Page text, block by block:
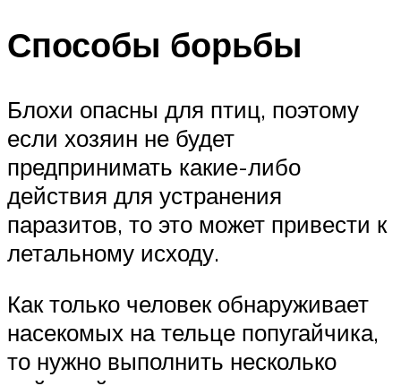
Способы борьбы
Блохи опасны для птиц, поэтому
если хозяин не будет
предпринимать какие-либо
действия для устранения
паразитов, то это может привести к
летальному исходу.
Как только человек обнаруживает
насекомых на тельце попугайчика,
то нужно выполнить несколько